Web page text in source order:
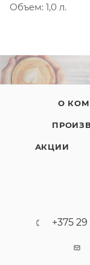
Объем: 1,0 л.
О
АКЦИИ
+375